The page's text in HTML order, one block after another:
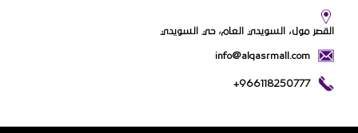
القصر مول، السويدي العام، حي السويدي
info@alqasrmall.com
+966118250777